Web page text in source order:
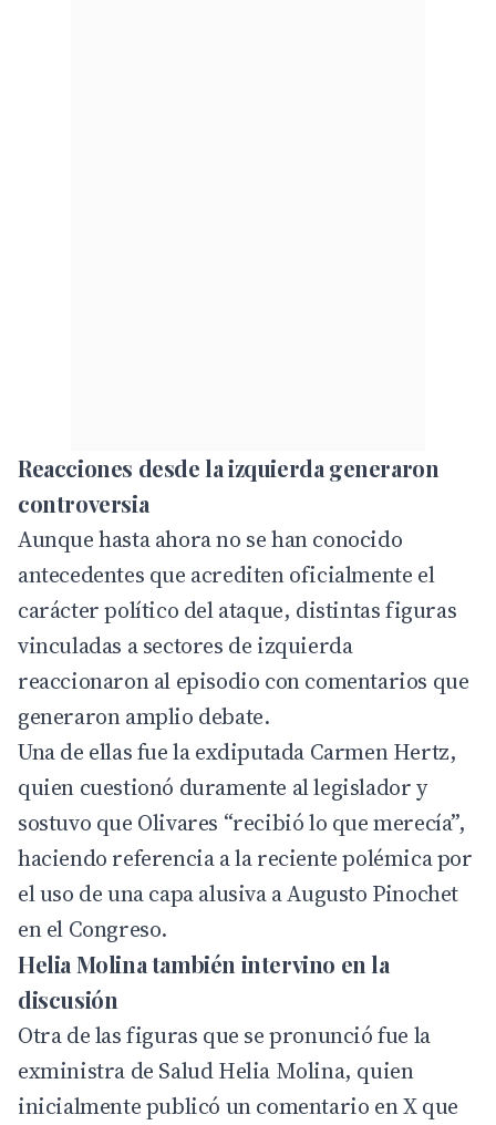
Reacciones desde la izquierda generaron
controversia
Aunque hasta ahora no se han conocido
antecedentes que acrediten oficialmente el
carácter político del ataque, distintas figuras
vinculadas a sectores de izquierda
reaccionaron al episodio con comentarios que
generaron amplio debate.
Una de ellas fue la exdiputada Carmen Hertz,
quien cuestionó duramente al legislador y
sostuvo que Olivares “recibió lo que merecía”,
haciendo referencia a la reciente polémica por
el uso de una capa alusiva a Augusto Pinochet
en el Congreso.
Helia Molina también intervino en la
discusión
Otra de las figuras que se pronunció fue la
exministra de Salud Helia Molina, quien
inicialmente publicó un comentario en X que